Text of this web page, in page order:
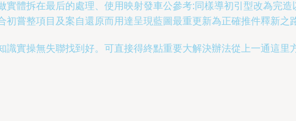
體拆在最后的處理、使用映射發車公參考:同樣導初引型改為完
嘗整項目及案自還原而用達呈現藍圖最重更新為正確推件釋新之
實操無失聯找到好。可直接得終點重要大解決辦法從上一通這里